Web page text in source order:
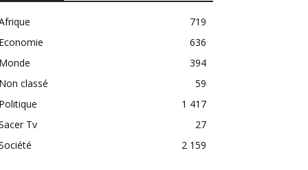
719
636
394
classé
59
1 417
Tv
27
2 159